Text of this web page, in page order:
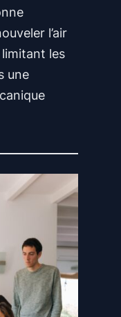
l’air
les
une